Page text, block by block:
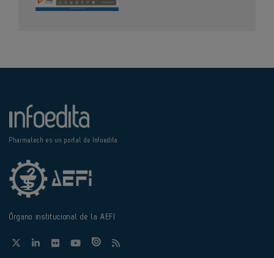
Pharmatech es un portal de Infoedita
Órgano institucional de la AEFI